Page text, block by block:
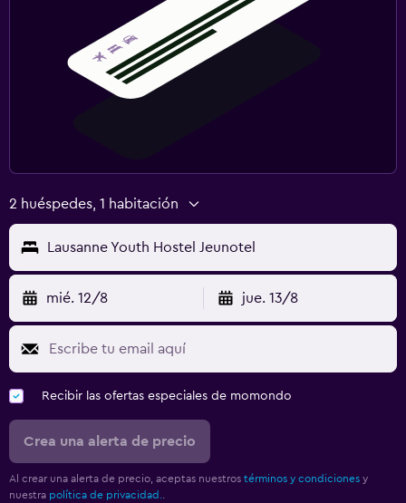
2 huéspedes, 1 habitación
Lausanne Youth Hostel Jeunotel
mié. 12/8 jue. 13/8
Recibir las ofertas especiales de momondo
Crea una alerta de precio
Al crear una alerta de precio, aceptas nuestros términos y condiciones y
nuestra política de privacidad.